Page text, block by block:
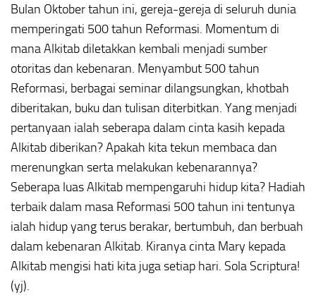
Bulan Oktober tahun ini, gereja-gereja di seluruh dunia
memperingati 500 tahun Reformasi. Momentum di
mana Alkitab diletakkan kembali menjadi sumber
otoritas dan kebenaran. Menyambut 500 tahun
Reformasi, berbagai seminar dilangsungkan, khotbah
diberitakan, buku dan tulisan diterbitkan. Yang menjadi
pertanyaan ialah seberapa dalam cinta kasih kepada
Alkitab diberikan? Apakah kita tekun membaca dan
merenungkan serta melakukan kebenarannya?
Seberapa luas Alkitab mempengaruhi hidup kita? Hadiah
terbaik dalam masa Reformasi 500 tahun ini tentunya
ialah hidup yang terus berakar, bertumbuh, dan berbuah
dalam kebenaran Alkitab. Kiranya cinta Mary kepada
Alkitab mengisi hati kita juga setiap hari. Sola Scriptura!
(yj).